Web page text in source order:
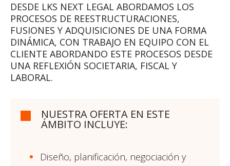
DESDE LKS NEXT LEGAL ABORDAMOS LOS
PROCESOS DE REESTRUCTURACIONES,
FUSIONES Y ADQUISICIONES DE UNA FORMA
DINÁMICA, CON TRABAJO EN EQUIPO CON EL
CLIENTE ABORDANDO ESTE PROCESOS DESDE
UNA REFLEXIÓN SOCIETARIA, FISCAL Y
LABORAL.
NUESTRA OFERTA EN ESTE
ÁMBITO INCLUYE:
Diseño, planificación, negociación y